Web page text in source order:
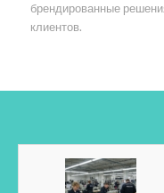
брендированные
клиентов.